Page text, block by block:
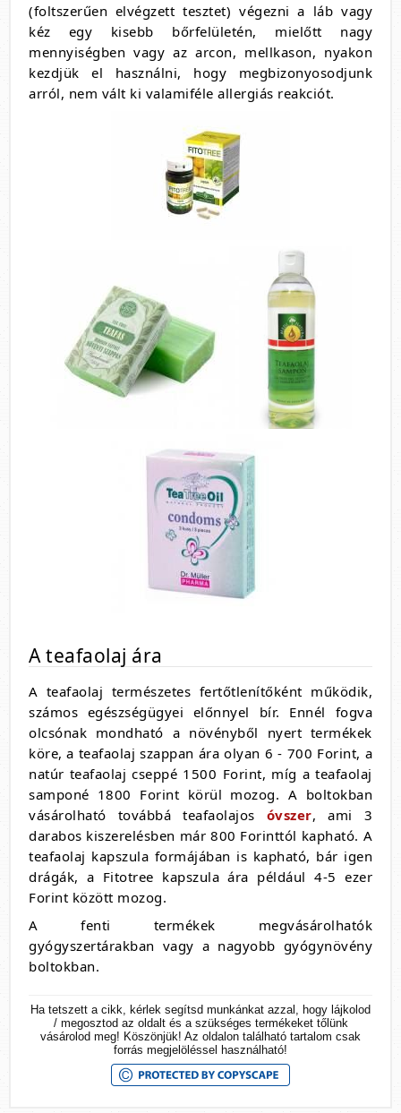
(foltszerűen elvégzett tesztet) végezni a láb vagy
kéz egy kisebb bőrfelületén, mielőtt nagy
mennyiségben vagy az arcon, mellkason, nyakon
kezdjük el használni, hogy megbizonyosodjunk
arról, nem vált ki valamiféle allergiás reakciót.
A teafaolaj ára
A teafaolaj természetes fertőtlenítőként működik,
számos egészségügyei előnnyel bír. Ennél fogva
olcsónak mondható a növényből nyert termékek
köre, a teafaolaj szappan ára olyan 6 - 700 Forint, a
natúr teafaolaj cseppé 1500 Forint, míg a teafaolaj
samponé 1800 Forint körül mozog. A boltokban
vásárolható továbbá teafaolajos óvszer, ami 3
darabos kiszerelésben már 800 Forinttól kapható. A
teafaolaj kapszula formájában is kapható, bár igen
drágák, a Fitotree kapszula ára például 4-5 ezer
Forint között mozog.
A fenti termékek megvásárolhatók
gyógyszertárakban vagy a nagyobb gyógynövény
boltokban.
Ha tetszett a cikk, kérlek segítsd munkánkat azzal, hogy lájkolod
/ megosztod az oldalt és a szükséges termékeket tőlünk
vásárolod meg! Köszönjük! Az oldalon található tartalom csak
forrás megjelöléssel használható!